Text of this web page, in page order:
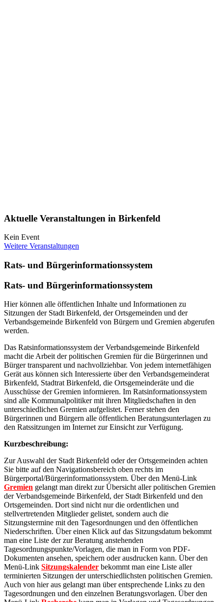
Aktuelle Veranstaltungen in Birkenfeld
Kein Event
Weitere Veranstaltungen
Rats- und Bürgerinformationssystem
Rats- und Bürgerinformationssystem
Hier können alle öffentlichen Inhalte und Informationen zu
Sitzungen der Stadt Birkenfeld, der Ortsgemeinden und der
Verbandsgemeinde Birkenfeld von Bürgern und Gremien abgerufen
werden.
Das Ratsinformationssystem der Verbandsgemeinde Birkenfeld
macht die Arbeit der politischen Gremien für die Bürgerinnen und
Bürger transparent und nachvollziehbar. Von jedem internetfähigen
Gerät aus können sich Interessierte über den Verbandsgemeinderat
Birkenfeld, Stadtrat Birkenfeld, die Ortsgemeinderäte und die
Ausschüsse der Gremien informieren. Im Ratsinformationssystem
sind alle Kommunalpolitiker mit ihren Mitgliedschaften in den
unterschiedlichen Gremien aufgelistet. Ferner stehen den
Bürgerinnen und Bürgern alle öffentlichen Beratungsunterlagen zu
den Ratssitzungen im Internet zur Einsicht zur Verfügung.
Kurzbeschreibung:
Zur Auswahl der Stadt Birkenfeld oder der Ortsgemeinden achten
Sie bitte auf den Navigationsbereich oben rechts im
Bürgerportal/Bürgerinformationssystem. Über den Menü-Link
Gremien gelangt man direkt zur Übersicht aller politischen Gremien
der Verbandsgemeinde Birkenfeld, der Stadt Birkenfeld und den
Ortsgemeinden. Dort sind nicht nur die ordentlichen und
stellvertretenden Mitglieder gelistet, sondern auch die
Sitzungstermine mit den Tagesordnungen und den öffentlichen
Niederschriften. Über einen Klick auf das Sitzungsdatum bekommt
man eine Liste der zur Beratung anstehenden
Tagesordnungspunkte/Vorlagen, die man in Form von PDF-
Dokumenten ansehen, speichern oder ausdrucken kann. Über den
Menü-Link Sitzungskalender bekommt man eine Liste aller
terminierten Sitzungen der unterschiedlichsten politischen Gremien.
Auch von hier aus gelangt man über entsprechende Links zu den
Tagesordnungen und den einzelnen Beratungsvorlagen. Über den